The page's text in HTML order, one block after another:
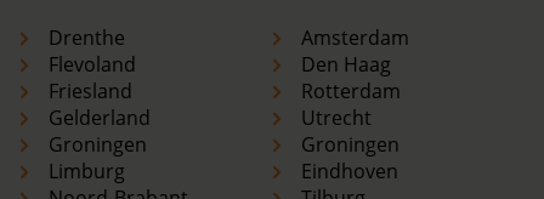
Drenthe
Flevoland
Friesland
Gelderland
Groningen
Limburg
Amsterdam
Den Haag
Rotterdam
Utrecht
Groningen
Eindhoven